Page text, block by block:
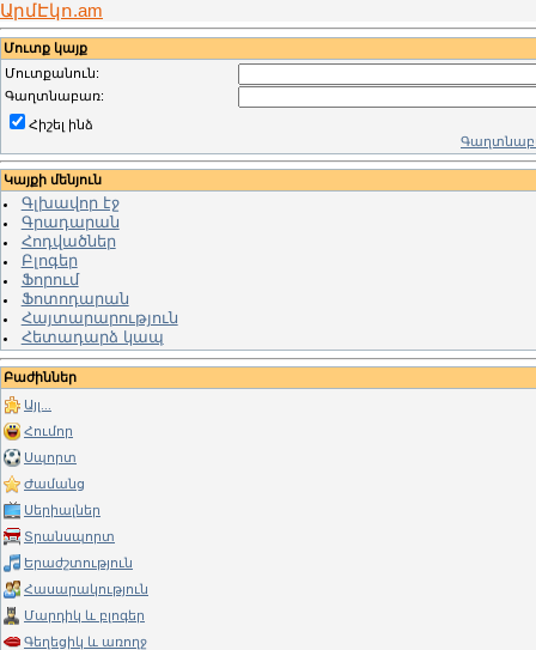
ԱրմԷկո.am
Մուտք կայք
Մուտքանուն:
Գաղտնաբառ:
Հիշել ինձ
Կայքի մենյուն
Գլխավոր էջ
Գրադարան
Հոդվածներ
Բլոգեր
Ֆորում
Ֆոտոդարան
Հայտարարություն
Հետադարձ կապ
Բաժիններ
Այլ...
Հումոր
Սպորտ
Ժամանց
Սերիալներ
Տրանսպորտ
Երաժշտություն
Հասարակություն
Մարդիկ և բլոգեր
Գեղեցիկ և առողջ